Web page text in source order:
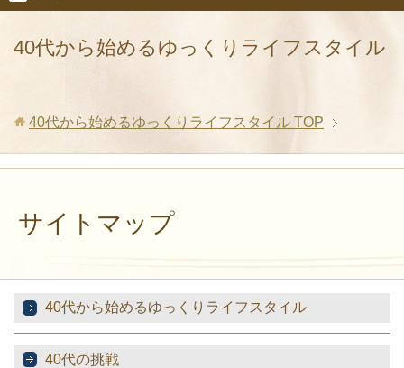
40代から始めるゆっくりライフスタイル
40代から始めるゆっくりライフスタイル TOP
サイトマップ
40代から始めるゆっくりライフスタイル
40代の挑戦